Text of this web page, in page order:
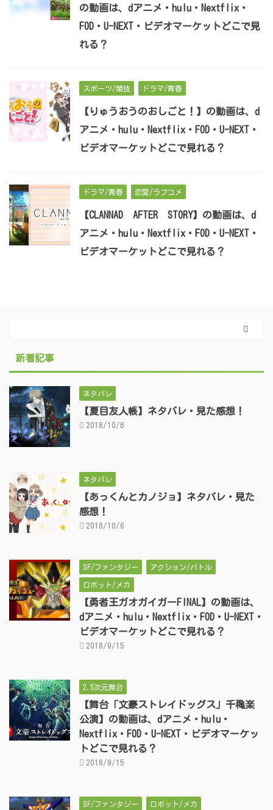
の動画は、dアニメ・hulu・Nextflix・
FOD・U-NEXT・ビデオマーケットどこで見
れる？
スポーツ/競技 ドラマ/青春
【りゅうおうのおしごと！】の動画は、d
アニメ・hulu・Nextflix・FOD・U-NEXT・
ビデオマーケットどこで見れる？
ドラマ/青春 恋愛/ラブコメ
【CLANNAD AFTER STORY】の動画は、d
アニメ・hulu・Nextflix・FOD・U-NEXT・
ビデオマーケットどこで見れる？
新着記事
ネタバレ
【夏目友人帳】ネタバレ・見た感想！
2018/10/6
ネタバレ
【あっくんとカノジョ】ネタバレ・見た
感想！
2018/10/6
SF/ファンタジー アクション/バトル
ロボット/メカ
【勇者王ガオガイガーFINAL】の動画は、
dアニメ・hulu・Nextflix・FOD・U-NEXT・
ビデオマーケットどこで見れる？
2018/9/15
2.5次元舞台
【舞台「文豪ストレイドッグス」千穐楽
公演】の動画は、dアニメ・hulu・
Nextflix・FOD・U-NEXT・ビデオマーケッ
トどこで見れる？
2018/9/15
SF/ファンタジー ロボット/メカ